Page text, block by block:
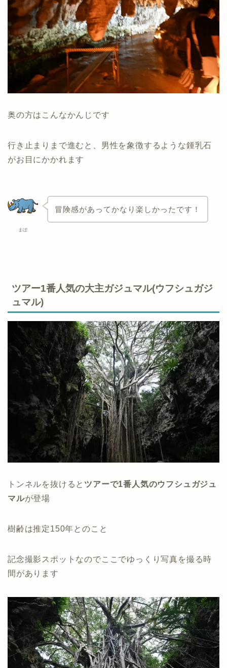
奥の方はこんなかんじです
行き止まりまで進むと、男性を象徴するような鍾乳石
がお目にかかれます
まぼ
冒険感があってかなり楽しかったです！
ツアー1番人気の大主ガジュマル(ウフシュガジ
ュマル)
トンネルを抜けると ツアーで1番人気のウフシュガジュ
マルが登場
樹齢は推定150年とのこと
記念撮影スポットなのでここでゆっくり写真を撮る時
間があります